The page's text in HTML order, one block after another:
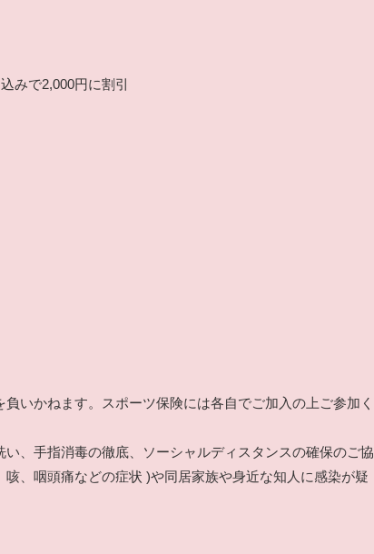
みで2,000円に割引
いかねます。スポーツ保険には各自でご加入の上ご参加く
、手指消毒の徹底、ソーシャルディスタンスの確保のご協
、咽頭痛などの症状 )や同居家族や身近な知人に感染が疑